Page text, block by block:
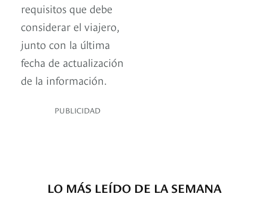
requisitos que debe
considerar el viajero,
junto con la última
fecha de actualización
de la información.
PUBLICIDAD
LO MÁS LEÍDO DE LA SEMANA